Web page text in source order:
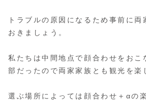
トラブルの原因になるため事前に両
おきましょう。
私たちは中間地点で顔合わせをおこ
部だったので両家家族とも観光を楽
選ぶ場所によっては顔合わせ＋αの